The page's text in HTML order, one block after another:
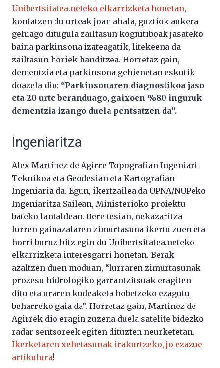
Unibertsitatea.neteko elkarrizketa honetan,
kontatzen du urteak joan ahala, guztiok aukera
gehiago ditugula zailtasun kognitiboak jasateko
baina parkinsona izateagatik, litekeena da
zailtasun horiek handitzea. Horretaz gain,
dementzia eta parkinsona gehienetan eskutik
doazela dio: “Parkinsonaren diagnostikoa jaso
eta 20 urte beranduago, gaixoen %80 inguruk
dementzia izango duela pentsatzen da”.
Ingeniaritza
Alex Martínez de Agirre Topografian Ingeniari
Teknikoa eta Geodesian eta Kartografian
Ingeniaria da. Egun, ikertzailea da UPNA/NUPeko
Ingeniaritza Sailean, Ministerioko proiektu
bateko lantaldean. Bere tesian, nekazaritza
lurren gainazalaren zimurtasuna ikertu zuen eta
horri buruz hitz egin du Unibertsitatea.neteko
elkarrizketa interesgarri honetan. Berak
azaltzen duen moduan, “lurraren zimurtasunak
prozesu hidrologiko garrantzitsuak eragiten
ditu eta uraren kudeaketa hobetzeko ezagutu
beharreko gaia da”. Horretaz gain, Martinez de
Agirrek dio eragin zuzena duela satelite bidezko
radar sentsoreek egiten dituzten neurketetan.
Ikerketaren xehetasunak irakurtzeko, jo ezazue
artikulura!